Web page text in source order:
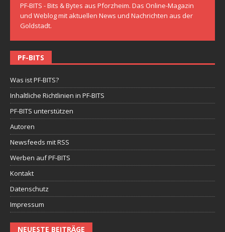
PF-BITS - Bits & Bytes aus Pforzheim. Das Online-Magazin
und Weblog mit aktuellen News und Nachrichten aus der
Goldstadt.
PF-BITS
Was ist PF-BITS?
Inhaltliche Richtlinien in PF-BITS
PF-BITS unterstützen
Autoren
Newsfeeds mit RSS
Werben auf PF-BITS
Kontakt
Datenschutz
Impressum
NEUESTE BEITRÄGE